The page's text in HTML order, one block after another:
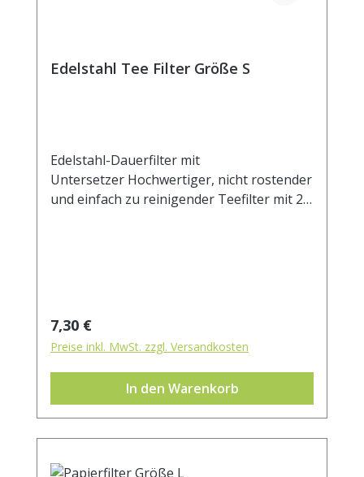
Edelstahl Tee Filter Größe S
Edelstahl-Dauerfilter mit
Untersetzer Hochwertiger, nicht rostender
und einfach zu reinigender Teefilter mit 2
Beim Ausspülen lösen sich die Partikel
leicht vom Filtergewebe. Durch die zwei
Henkel sitzt der Filter stabil auf dem
Becher- oder Kannenrand. Durchmesser
Regulärer Preis:
7,30 €
Preise inkl. MwSt. zzgl. Versandkosten
In den Warenkorb